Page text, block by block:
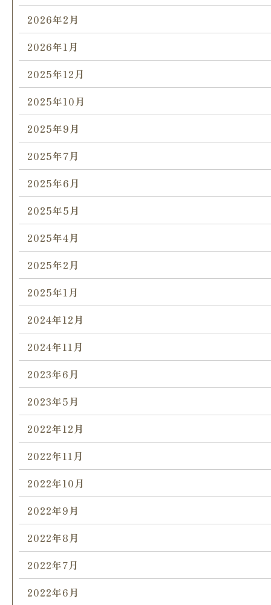
2026年2月
2026年1月
2025年12月
2025年10月
2025年9月
2025年7月
2025年6月
2025年5月
2025年4月
2025年2月
2025年1月
2024年12月
2024年11月
2023年6月
2023年5月
2022年12月
2022年11月
2022年10月
2022年9月
2022年8月
2022年7月
2022年6月